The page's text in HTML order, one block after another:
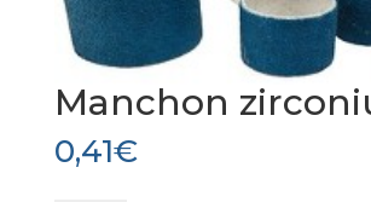
Manchon
0,41€